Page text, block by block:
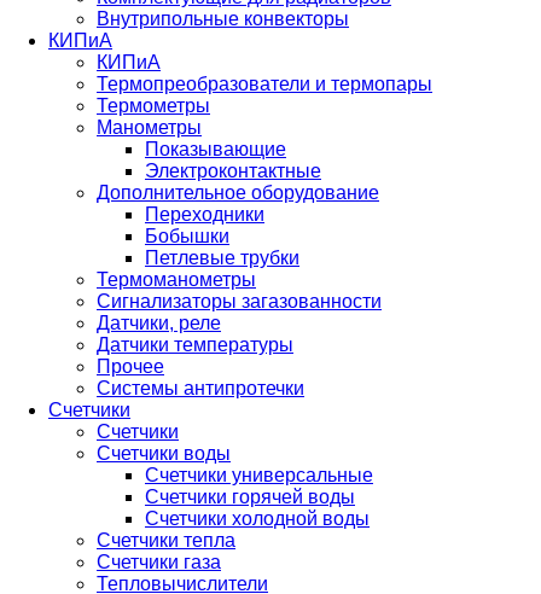
Внутрипольные конвекторы
КИПиА
КИПиА
Термопреобразователи и термопары
Термометры
Манометры
Показывающие
Электроконтактные
Дополнительное оборудование
Переходники
Бобышки
Петлевые трубки
Термоманометры
Сигнализаторы загазованности
Датчики, реле
Датчики температуры
Прочее
Системы антипротечки
Счетчики
Счетчики
Счетчики воды
Счетчики универсальные
Счетчики горячей воды
Счетчики холодной воды
Счетчики тепла
Счетчики газа
Тепловычислители